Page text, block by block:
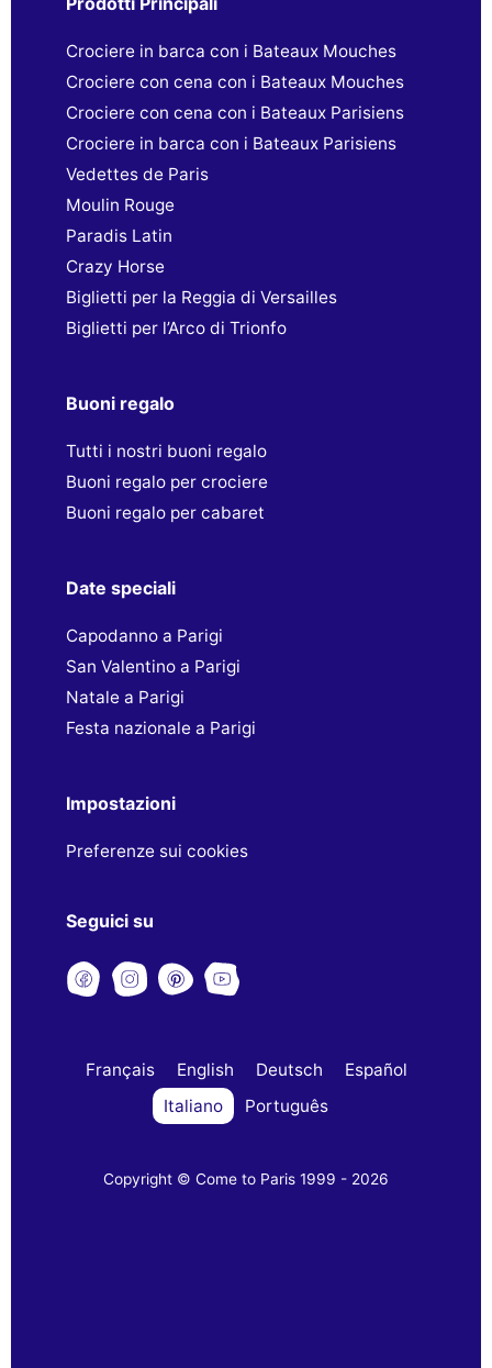
Crociere in barca con i Bateaux Mouches
Crociere con cena con i Bateaux Mouches
Crociere con cena con i Bateaux Parisiens
Crociere in barca con i Bateaux Parisiens
Vedettes de Paris
Moulin Rouge
Paradis Latin
Crazy Horse
Biglietti per la Reggia di Versailles
Biglietti per l’Arco di Trionfo
Buoni regalo
Tutti i nostri buoni regalo
Buoni regalo per crociere
Buoni regalo per cabaret
Date speciali
Capodanno a Parigi
San Valentino a Parigi
Natale a Parigi
Festa nazionale a Parigi
Impostazioni
Preferenze sui cookies
Seguici su
Français English Deutsch
Español
Italiano
Português
Copyright © Come to Paris 1999 - 2026